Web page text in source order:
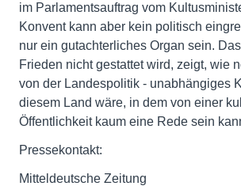
im Parlamentsauftrag vom
Konvent kann aber kein politisch
nur ein gutachterliches Organ sein.
Frieden nicht gestattet wird, zeigt, wie
von der Landespolitik - unabhängiges
diesem Land wäre, in dem von einer
Öffentlichkeit kaum eine Rede sein
Pressekontakt:
Mitteldeutsche Zeitung